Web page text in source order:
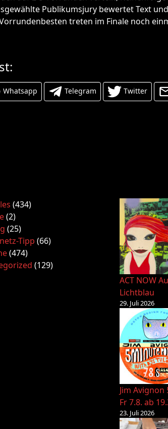
Publikumsjury bewertet Text
treten im Finale noch
Whatsapp Telegram Twitter
(434)
(2)
(25)
Tipp (66)
(474)
(129)
ACT NOW
Lichtblau
29. Juli 2026
Jim
Fr 7.8. ab
23. Juli 2026